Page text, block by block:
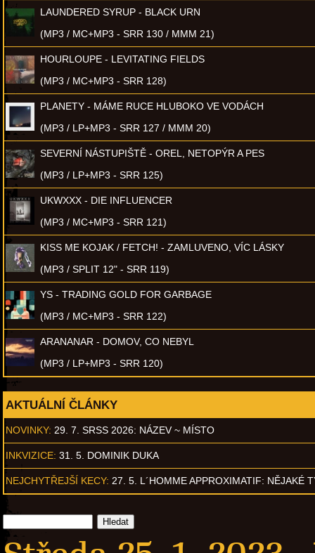
LAUNDERED SYRUP - BLACK URN
(MP3 / MC+MP3 - SRR 130 / MMM 21)
HOURLOUPE - LEVITATING FIELDS
(MP3 / MC+MP3 - SRR 128)
PLANETY - MÁME RUCE HLUBOKO VE VODÁCH
(MP3 / LP+MP3 - SRR 127 / MMM 20)
SEVERNÍ NÁSTUPIŠTĚ - OREL, NETOPÝR A PES
(MP3 / LP+MP3 - SRR 125)
UKWXXX - DIE INFLUENCER
(MP3 / MC+MP3 - SRR 121)
KISS ME KOJAK / FETCH! - ZAMLUVENO, VÍC LÁSKY
(MP3 / SPLIT 12" - SRR 119)
YS - TRADING GOLD FOR GARBAGE
(MP3 / MC+MP3 - SRR 122)
ARANANAR - DOMOV, CO NEBYL
(MP3 / LP+MP3 - SRR 120)
AKTUÁLNÍ ČLÁNKY
NOVINKY: 29. 7. SRSS 2026: NÁZEV ~ MÍSTO
INKVIZICE: 31. 5. DOMINIK DUKA
NEJCHYTŘEJŠÍ KECY: 27. 5. L´HOMME APPROXIMATIF: NĚJAKÉ